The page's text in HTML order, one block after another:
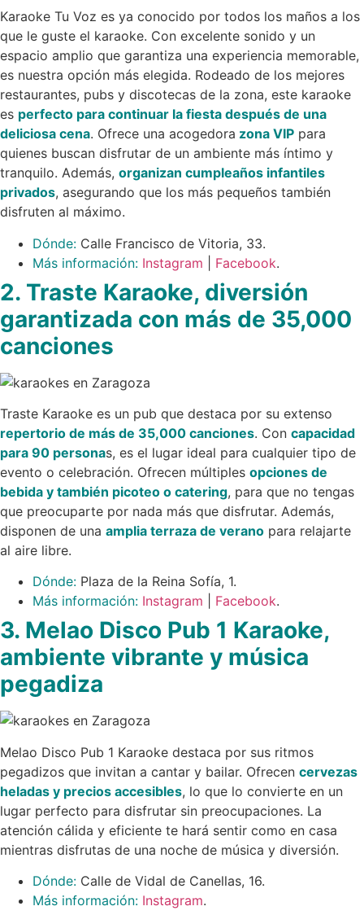
Karaoke Tu Voz es ya conocido por todos los maños a los
que le guste el karaoke. Con excelente sonido y un
espacio amplio que garantiza una experiencia memorable,
es nuestra opción más elegida. Rodeado de los mejores
restaurantes, pubs y discotecas de la zona, este karaoke
es perfecto para continuar la fiesta después de una
deliciosa cena. Ofrece una acogedora zona VIP para
quienes buscan disfrutar de un ambiente más íntimo y
tranquilo. Además, organizan cumpleaños infantiles
privados, asegurando que los más pequeños también
disfruten al máximo.
Dónde: Calle Francisco de Vitoria, 33.
Más información: Instagram Facebook.
2. Traste Karaoke, diversión
garantizada con más de 35,000
canciones
Traste Karaoke es un pub que destaca por su extenso
repertorio de más de 35,000 canciones. Con capacidad
para 90 personas, es el lugar ideal para cualquier tipo de
evento o celebración. Ofrecen múltiples opciones de
bebida y también picoteo o catering, para que no tengas
que preocuparte por nada más que disfrutar. Además,
disponen de una amplia terraza de verano para relajarte
al aire libre.
Dónde: Plaza de la Reina Sofía, 1.
Más información: Instagram Facebook.
3. Melao Disco Pub 1 Karaoke,
ambiente vibrante y música
pegadiza
Melao Disco Pub 1 Karaoke destaca por sus ritmos
pegadizos que invitan a cantar y bailar. Ofrecen cervezas
heladas y precios accesibles, lo que lo convierte en un
lugar perfecto para disfrutar sin preocupaciones. La
atención cálida y eficiente te hará sentir como en casa
mientras disfrutas de una noche de música y diversión.
Dónde: Calle de Vidal de Canellas, 16.
Más información: Instagram.